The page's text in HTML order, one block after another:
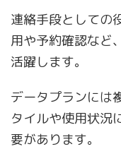
連絡手段としての
用や予約確認など
活躍します。
データプランには
タイルや使用状況
要があります。